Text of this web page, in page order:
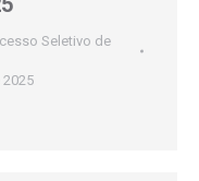
Seletivo de